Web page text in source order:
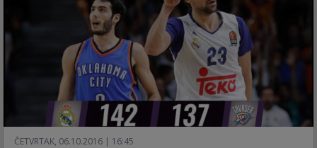
ČETVRTAK, 06.10.2016 | 16:45